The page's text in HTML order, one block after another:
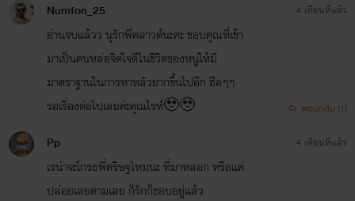
Numfon_25
อ่านจบแล้วว นุรักพี่คลาวด์นะคะ ขอบคุณที่เข้า
มาเป็นคนหล่อจิตใจดีในชีวิตของหนูให้มี
มาตราฐานในการหาหลัวยากขึ้นไปอีก ฮือๆๆ
รอเรื่องต่อไปเลยค่ะคุณไรท์🥹🥹
4 เดือนที่แล้ว
ตอบกลับ (1)
Pp
เรน่าจะโกรธพี่คริษฐไหมนะ ที่มาหลอก หรือแค่
ปล่อยเลยตามเลย ก็รักก็ชอบอยู่แล้ว
4 เดือนที่แล้ว